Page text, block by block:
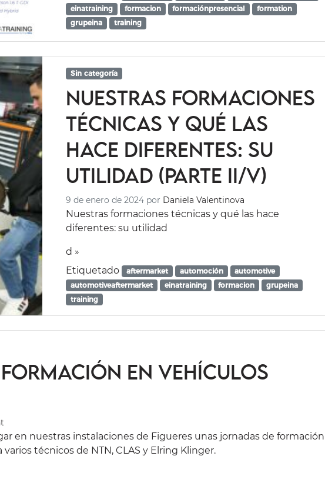
einatraining
formacion formaciónpresencial
formation
grupeina
training
Sin categoría
Nuestras formaciones
técnicas y qué las
hace diferentes: su
utilidad (Parte II/V)
9 de enero de 2024 por Daniela Valentinova
Nuestras formaciones técnicas y qué las hace
diferentes: su utilidad
d »
Etiquetado aftermarket automoción
automotive
automotiveaftermarket
einatraining formacion
grupeina
training
en Vehículos
en nuestras instalaciones de Figueres unas jornadas de formación
técnicos de NTN, CLAS y Elring Klinger.